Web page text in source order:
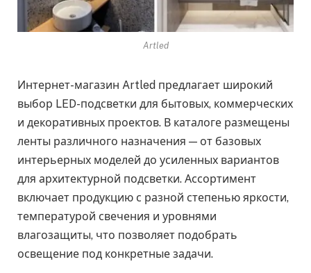
Artled
Интернет-магазин Artled предлагает широкий
выбор LED-подсветки для бытовых, коммерческих
и декоративных проектов. В каталоге размещены
ленты различного назначения — от базовых
интерьерных моделей до усиленных вариантов
для архитектурной подсветки. Ассортимент
включает продукцию с разной степенью яркости,
температурой свечения и уровнями
влагозащиты, что позволяет подобрать
освещение под конкретные задачи.